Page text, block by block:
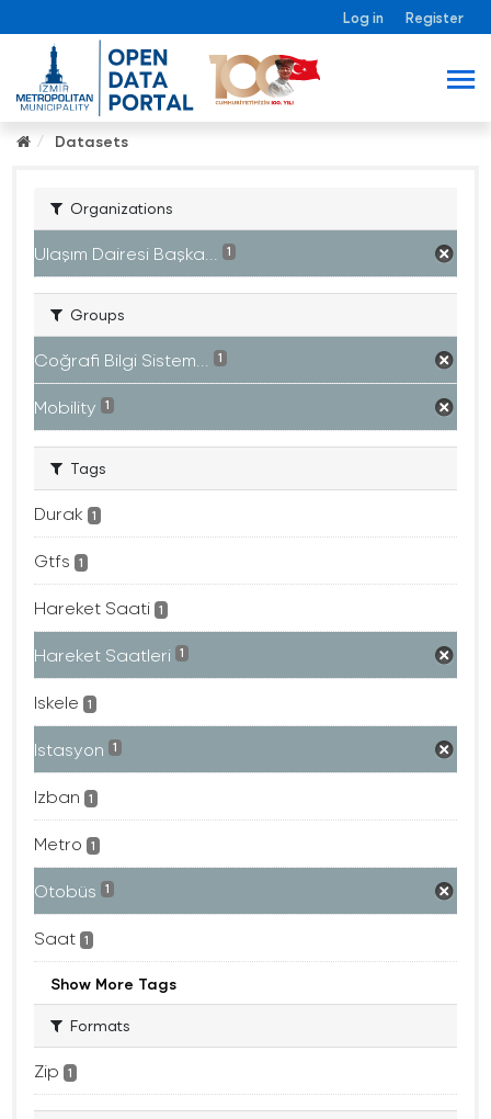
Log in Register
Datasets
Organizations
Ulaşım Dairesi Başka... 1
Groups
Coğrafi Bilgi Sistem... 1
Mobility 1
Tags
Durak 1
Gtfs 1
Hareket Saati 1
Hareket Saatleri 1
Iskele 1
Istasyon 1
Izban 1
Metro 1
Otobüs 1
Saat 1
Show More Tags
Formats
Zip 1